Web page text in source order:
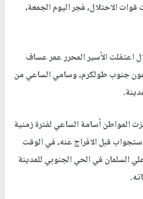
قوات الاحتلال، فجر اليوم الجمعة،
اعتقلت الأسير المحرر عمر عساف
جنوب طولكرم، وسامي الساعي من
المواطن أسامة الساعي لفترة زمنية
قبل الافراج عنه، في الوقت
السلمان في الحي الجنوبي للمدينة